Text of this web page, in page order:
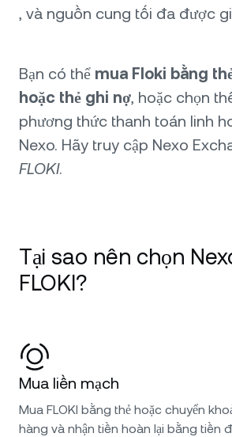
, và nguồn cung tối đa được
Bạn có thể mua Floki bằng
hoặc thẻ ghi nợ, hoặc chọn
phương thức thanh toán linh
Nexo. Hãy truy cập Nexo
FLOKI.
Tại sao nên chọn
FLOKI?
Mua liền mạch
Mua FLOKI bằng thẻ hoặc chuyển
hàng và nhận tiền hoàn lại bằng tiền